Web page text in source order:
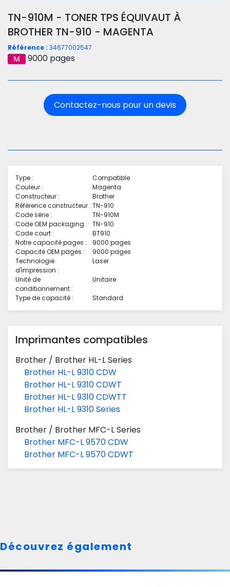
TN-910M - TONER TPS ÉQUIVAUT À
BROTHER TN-910 - MAGENTA
Référence : 34677002547
9000 pages
Contactez-nous pour un devis
Type :
Compatible
Couleur :
Magenta
Constructeur :
Brother
Référence constructeur : TN-910
Code série :
TN-910M
Code OEM packaging :
TN-910
Code court :
BT910
Notre capacité pages :
9000 pages
Capacité OEM pages :
9000 pages
Technologie
d'impression :
Laser
Unité de
conditionnement :
Unitaire
Type de capacité : Standard
Imprimantes compatibles
Brother / Brother HL-L Series
Brother HL-L 9310 CDW
Brother HL-L 9310 CDWT
Brother HL-L 9310 CDWTT
Brother HL-L 9310 Series
Brother / Brother MFC-L Series
Brother MFC-L 9570 CDW
Brother MFC-L 9570 CDWT
Découvrez également